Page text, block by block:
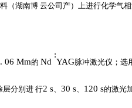
（湖南博 云公司产）上进行化学气
06 Mm的 Nd
:
YAG脉冲激光仪；选
层分别进 行2 s 30 s 120 s的激光